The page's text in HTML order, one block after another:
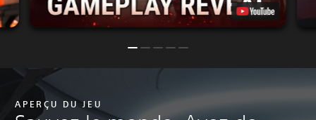
APERÇU DU JEU